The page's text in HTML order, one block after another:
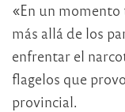
«En un
más allá de los
enfrentar el
flagelos que
provincial.